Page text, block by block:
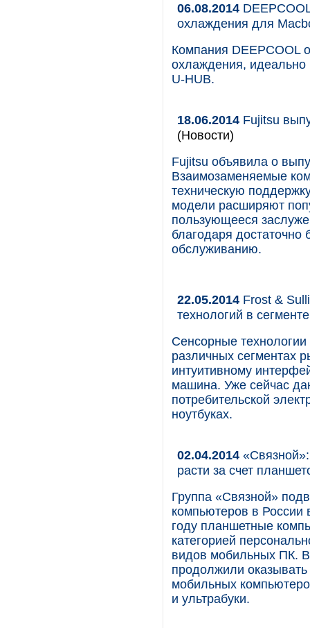
06.08.2014
охлаждения для
Компания DEEPCOOL
охлаждения,
U-HUB.
18.06.2014 Fujitsu
(Новости)
Fujitsu объявила о
Взаимозаменяемые
техническую
модели расширяют
пользующееся
благодаря
обслуживанию.
22.05.2014 Frost &
технологий в
Сенсорные
различных сегментах
интуитивному
машина. Уже сейчас
потребительской
ноутбуках.
02.04.2014
расти за счет
Группа «Связной»
компьютеров в России
году планшетные
категорией
видов мобильных ПК.
продолжили
мобильных
и ультрабуки.